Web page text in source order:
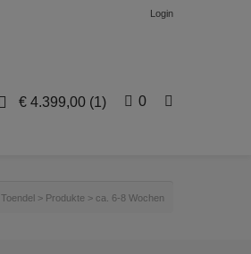
Login
€ 4.399,00 (1) 0
Toendel > Produkte > ca. 6-8 Wochen